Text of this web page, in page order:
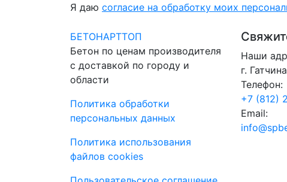
Я даю согласие на обработку моих
БЕТОНАРТТОП
Бетон по ценам производителя
с доставкой по городу и
области
Политика обработки
персональных данных
Политика использования
файлов cookies
Наши
г.
Телефон:
+7 (812)
Email: